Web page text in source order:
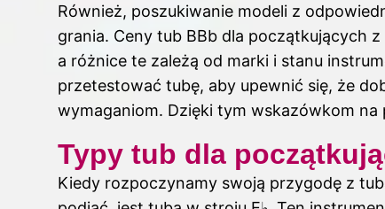
Również, poszukiwanie modeli z
grania. Ceny tub BBb dla początkujących
a różnice te zależą od marki i stanu
przetestować tubę, aby upewnić się, że
wymaganiom. Dzięki tym wskazówkom
Typy tub dla
Kiedy rozpoczynamy swoją przygodę z